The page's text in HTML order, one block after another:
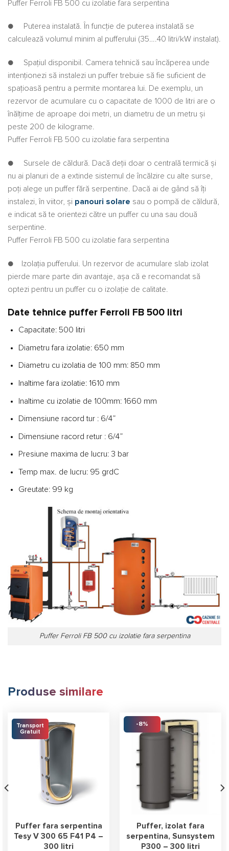
Puffer Ferroli FB 500 cu izolatie fara serpentina
● Puterea instalată. În funcție de puterea instalată se
calculează volumul minim al pufferului (35….40 litri/kW instalat).
● Spaţiul disponibil. Camera tehnică sau încăperea unde
intenţionezi să instalezi un puffer trebuie să fie suficient de
spaţioasă pentru a permite montarea lui. De exemplu, un
rezervor de acumulare cu o capacitate de 1000 de litri are o
înălţime de aproape doi metri, un diametru de un metru şi
peste 200 de kilograme.
Puffer Ferroli FB 500 cu izolatie fara serpentina
● Sursele de căldură. Dacă deţii doar o centrală termică şi
nu ai planuri de a extinde sistemul de încălzire cu alte surse,
poţi alege un puffer fără serpentine. Dacă ai de gând să îţi
instalezi, în viitor, şi panouri solare sau o pompă de căldură,
e indicat să te orientezi către un puffer cu una sau două
serpentine.
Puffer Ferroli FB 500 cu izolatie fara serpentina
● Izolaţia pufferului. Un rezervor de acumulare slab izolat
pierde mare parte din avantaje, aşa că e recomandat să
optezi pentru un puffer cu o izolaţie de calitate.
Date tehnice puffer Ferroli FB 500 litri
Capacitate: 500 litri
Diametru fara izolatie: 650 mm
Diametru cu izolatia de 100 mm: 850 mm
Inaltime fara izolatie: 1610 mm
Inaltime cu izolatie de 100mm: 1660 mm
Dimensiune racord tur : 6/4”
Dimensiune racord retur : 6/4”
Presiune maxima de lucru: 3 bar
Temp max. de lucru: 95 grdC
Greutate: 99 kg
Puffer Ferroli FB 500 cu izolatie fara serpentina
Produse similare
Transport
Gratuit
Puffer fara serpentina
Tesy V 300 65 F41 P4 –
300 litri
-8%
Puffer, izolat fara
serpentina, Sunsystem
P300 – 300 litri